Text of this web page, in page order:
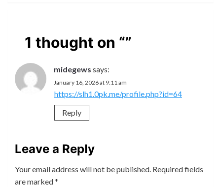
1 thought on “”
midegews says:
January 16, 2026 at 9:11 am
https://slh1.0pk.me/profile.php?id=64
Reply
Leave a Reply
Your email address will not be published. Required fields
are marked*